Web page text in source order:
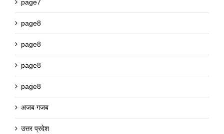
page7
page8
page8
page8
page8
अजब गजब
उत्तर प्रदेश